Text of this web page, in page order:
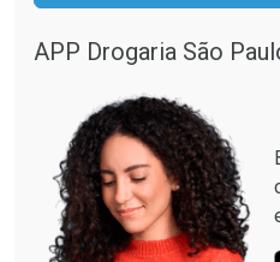
APP Drogaria São